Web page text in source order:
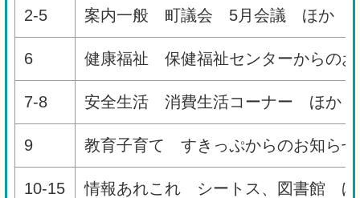
2-5 案内一般 町議会 5月会議 ほか
6 健康福祉 保健福祉センターからの
7-8 安全生活 消費生活コーナー ほか
9 教育子育て すきっぷからのお知ら
10-15 情報あれこれ シートス、図書館 ほ